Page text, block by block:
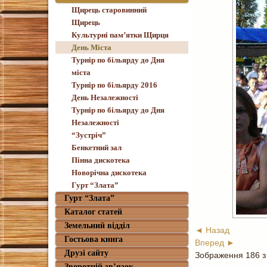
Щирець старовинний
Щирець
Культурні пам’ятки Щирця
День Міста
Турнір по більярду до Дня
міста
Турнір по більярду 2016
День Незалежності
Турнір по більярду до Дня
Незалежності
“Зустріч”
Бенкетний зал
Пінна дискотека
Новорічна дискотека
Гурт “Злата”
Гурт “Злата”
Каталог статей
Земельний відділ
Гостьова книга
Друзі сайту
◄ Назад
Вперед ►
Зображення 186